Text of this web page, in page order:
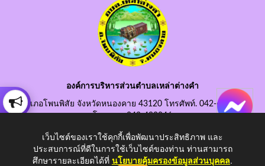
องค์การบริหารส่วนตำบลเหล่าต่างคำ
อำเภอโพนพิสัย จังหวัดหนองคาย 43120 โทรศัพท์. 042-490845
โทรสาร. 042-490846
อีเมลกลาง. saraban@laotangkham.go.th
เว็บไซต์ของเราใช้คุกกี้เพื่อพัฒนาประสิทธิภาพ และ
ประสบการณ์ที่ดีในการใช้เว็บไซต์ของท่าน ท่านสามารถ
ศึกษารายละเอียดได้ที่ นโยบายคุ้มครองข้อมูลส่วนบุคคล.